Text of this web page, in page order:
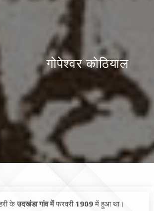
गोपेश्वर कोठियाल
केउदखंडा गांव मेंफरवरी 1909में हुआ था।